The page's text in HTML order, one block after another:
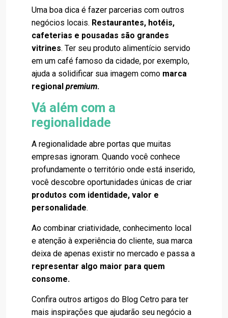
Uma boa dica é fazer parcerias com outros
negócios locais. Restaurantes, hotéis,
cafeterias e pousadas são grandes
vitrines. Ter seu produto alimentício servido
em um café famoso da cidade, por exemplo,
ajuda a solidificar sua imagem como marca
regional premium.
Vá além com a
regionalidade
A regionalidade abre portas que muitas
empresas ignoram. Quando você conhece
profundamente o território onde está inserido,
você descobre oportunidades únicas de criar
produtos com identidade, valor e
personalidade.
Ao combinar criatividade, conhecimento local
e atenção à experiência do cliente, sua marca
deixa de apenas existir no mercado e passa a
representar algo maior para quem
consome.
Confira outros artigos do Blog Cetro para ter
mais inspirações que ajudarão seu negócio a